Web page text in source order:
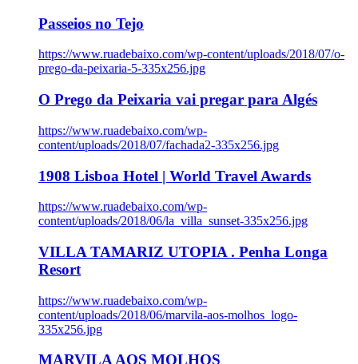
Passeios no Tejo
https://www.ruadebaixo.com/wp-content/uploads/2018/07/o-
prego-da-peixaria-5-335x256.jpg
O Prego da Peixaria vai pregar para Algés
https://www.ruadebaixo.com/wp-
content/uploads/2018/07/fachada2-335x256.jpg
1908 Lisboa Hotel | World Travel Awards
https://www.ruadebaixo.com/wp-
content/uploads/2018/06/la_villa_sunset-335x256.jpg
VILLA TAMARIZ UTOPIA . Penha Longa
Resort
https://www.ruadebaixo.com/wp-
content/uploads/2018/06/marvila-aos-molhos_logo-
335x256.jpg
MARVILA AOS MOLHOS